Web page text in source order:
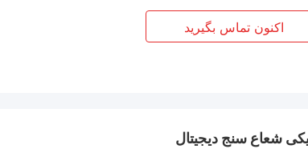
اکنون تماس بگیرید